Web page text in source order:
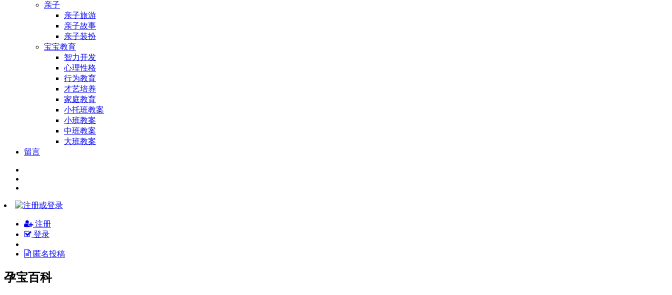
亲子
亲子旅游
亲子故事
亲子装扮
宝宝教育
智力开发
心理性格
行为教育
才艺培养
家庭教育
小托班教案
小班教案
中班教案
大班教案
留言
注册
登录
匿名投稿
孕宝百科